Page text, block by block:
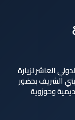
العاشر لزيارة
الشريف بحضور
وحوزوية